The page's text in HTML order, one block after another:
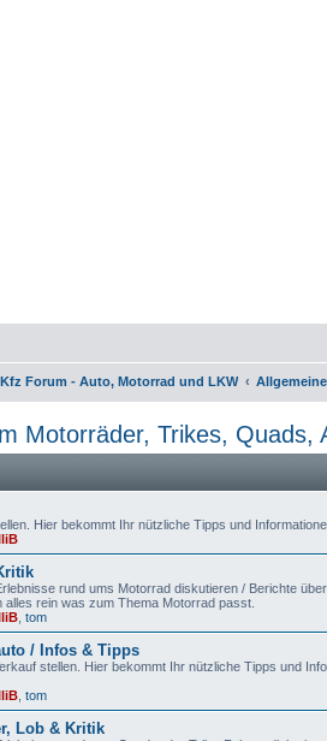
Kfz Forum - Auto, Motorrad und LKW
Motorräder, Trikes,
Hier bekommt Ihr nützliche Tipps und
rund ums Motorrad diskutieren / Berichte
rein was zum Thema Motorrad passt.
tom
/ Infos & Tipps
stellen. Hier bekommt Ihr nützliche Tipps und
tom
Lob & Kritik